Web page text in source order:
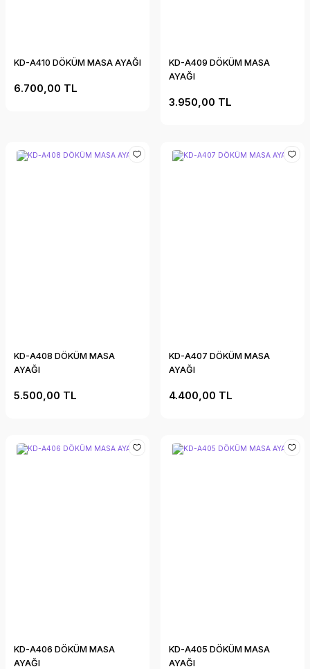
KD-A410 DÖKÜM MASA AYAĞI
6.700,00 TL
KD-A409 DÖKÜM MASA
AYAĞI
3.950,00 TL
KD-A408 DÖKÜM MASA
AYAĞI
5.500,00 TL
KD-A407 DÖKÜM MASA
AYAĞI
4.400,00 TL
KD-A406 DÖKÜM MASA
AYAĞI
KD-A405 DÖKÜM MASA
AYAĞI